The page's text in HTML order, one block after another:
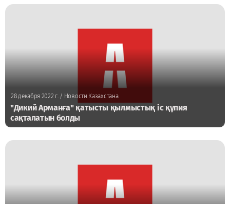
28 декабря 2022 г./ Новости Казахстана
"Дикий Арманға" қатысты қылмыстық іс құпия
сақталатын болды